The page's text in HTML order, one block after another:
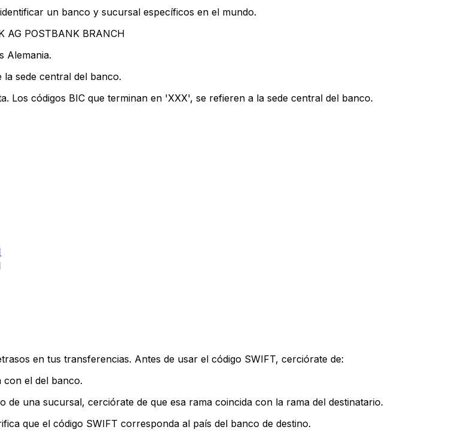
un banco y sucursal específicos en el mundo.
AG POSTBANK BRANCH
Alemania.
la sede central del banco.
Los códigos BIC que terminan en 'XXX', se refieren a la sede central del banco.
en tus transferencias. Antes de usar el código SWIFT, cerciórate de:
con el del banco.
de una sucursal, cerciórate de que esa rama coincida con la rama del destinatario.
que el código SWIFT corresponda al país del banco de destino.